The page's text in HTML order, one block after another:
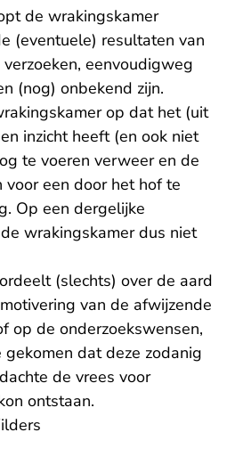
de wrakingskamer
(eventuele) resultaten van
eenvoudigweg
(nog) onbekend zijn.
op dat het (uit
inzicht heeft (en ook niet
te voeren verweer en de
een door het hof te
Op een dergelijke
wrakingskamer dus niet
(slechts) over de aard
van de afwijzende
op de onderzoekswensen,
dat deze zodanig
de vrees voor
ontstaan.